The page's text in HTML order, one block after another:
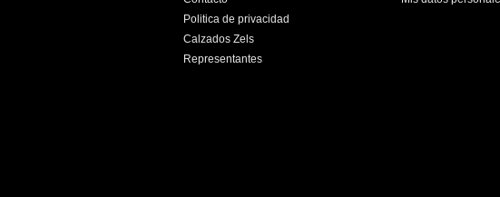
Politica de privacidad
Calzados Zels
Representantes